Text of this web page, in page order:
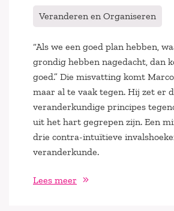
Veranderen en Organiseren
“Als we een goed plan hebben,
grondig hebben nagedacht, dan
goed.” Die misvatting komt
maar al te vaak tegen. Hij zet er
veranderkundige principes
uit het hart gegrepen zijn. Een
drie contra-intuïtieve
veranderkunde.
Lees meer